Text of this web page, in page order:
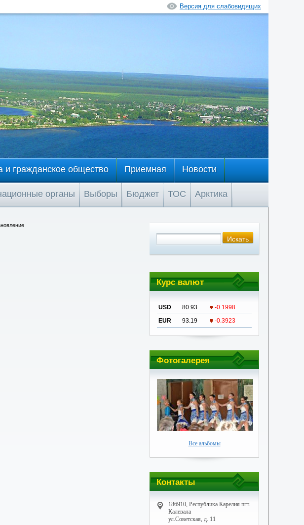
Версия для слабовидящих
гражданское общество Приемная Новости
органы Выборы Бюджет ТОС Арктика
Курс валют
USD 80.93
-0.1998
EUR
93.19 -0.3923
Фотогалерея
Все альбомы
Контакты
186910, Республика Карелия пгт.
Калевала
ул.Советская, д. 11